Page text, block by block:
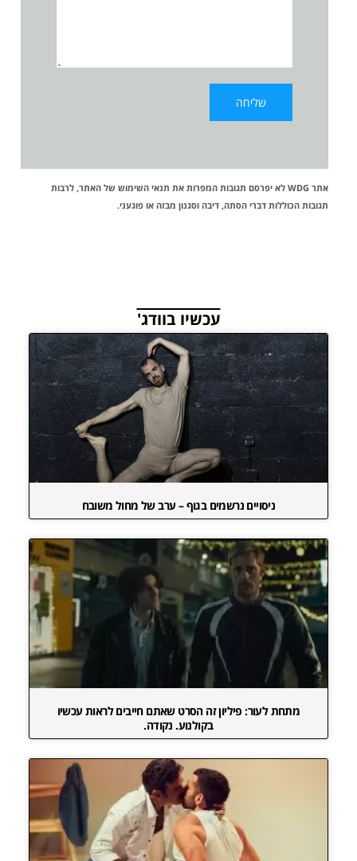
אתר WDG לא יפרסם תגובות המפרות את תנאי השימוש של האתר, לרבות
תגובות הכוללות דברי הסתה, דיבה וסגנון מבזה או פוגעני.
עכשיו בוודג'
ניסויים נרשמים בגוף – ערב של מחול משובח
מתחת לעור: פיליון זה הסרט שאתם חייבים לראות עכשיו
בקולנוע. נקודה.